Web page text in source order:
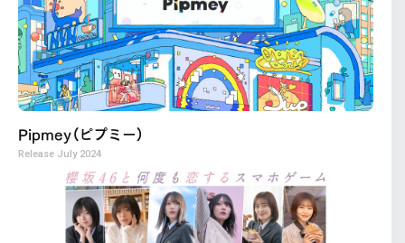
Pipmey（ピプミー）
Release July 2024